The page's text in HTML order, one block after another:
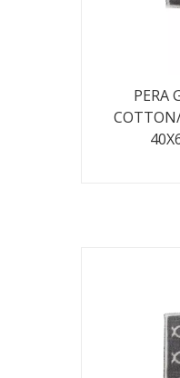
PERA